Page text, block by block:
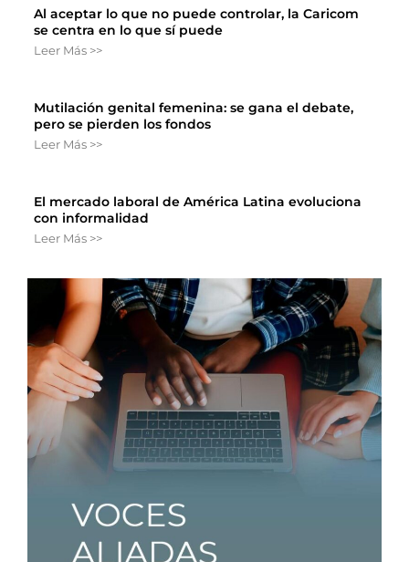
Al aceptar lo que no puede controlar, la Caricom
se centra en lo que sí puede
Leer Más >>
Mutilación genital femenina: se gana el debate,
pero se pierden los fondos
Leer Más >>
El mercado laboral de América Latina evoluciona
con informalidad
Leer Más >>